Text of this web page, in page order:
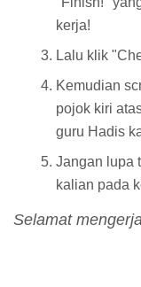
kerja!
Lalu klik
Kemudian
pojok kiri
guru Hadis
Jangan lupa
kalian pada
Selamat